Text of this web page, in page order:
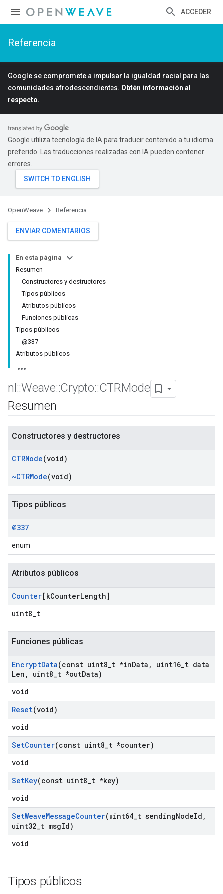
ACCEDER
Referencia
Google se compromete a impulsar la igualdad racial para las
comunidades afrodescendientes. Obtén información al
respecto.
Google utiliza tecnología de IA para traducir contenido a tu idioma
preferido. Las traducciones realizadas con IA pueden contener
errores.
OpenWeave Referencia
ENVIAR COMENTARIOS
En esta página
Resumen
Constructores y destructores
Tipos públicos
Atributos públicos
Funciones públicas
Tipos públicos
@337
Atributos públicos
nl ::Weave::Crypto::CTRMode
Resumen
Constructores y destructores
CTRMode(void)
~CTRMode(void)
Tipos públicos
@337
enum
Atributos públicos
Counter[kCounterLength]
uint8_t
Funciones públicas
EncryptData(const uint8 t *inData , uint16 t data
Len , uint8 t *outData)
void
Reset(void)
void
SetCounter(const uint8 t *counter)
void
SetKey(const uint8 t *key)
void
SetWeaveMessageCounter(uint64 t sendingNodeId ,
uint32 t msgId)
void
Tipos públicos